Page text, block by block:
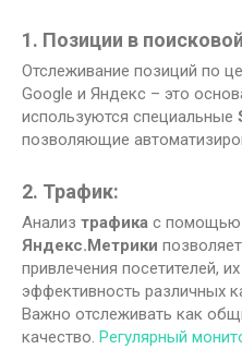
1. Позиции в
Отслеживание позиций по
Google и Яндекс – это
используются специальные
позволяющие
2. Трафик:
Анализ трафика с помощью
Яндекс.Метрики
привлечения посетителей,
эффективность различных
Важно отслеживать как
качество. Регулярный